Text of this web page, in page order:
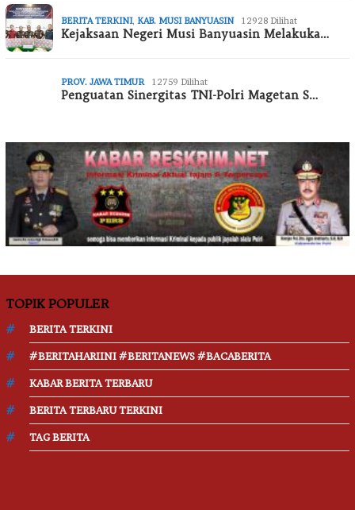
BERITA TERKINI, KAB. MUSI BANYUASIN 12928 Dilihat
Kejaksaan Negeri Musi Banyuasin Melakuka…
PROV. JAWA TIMUR 12759 Dilihat
Penguatan Sinergitas TNI-Polri Magetan S…
TOPIK POPULER
BERITA TERKINI
#BERITAHARIINI #BERITANEWS #BACABERITA
KABAR BERITA TERBARU
BERITA TERBARU TERKINI
TAG BERITA